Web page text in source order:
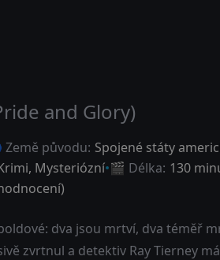
and Glory)
Země původu: Spojené státy
, Mysteriózní 🎬 Délka: 130
dva jsou mrtví, dva téměř
zvrtnul a detektiv Ray Tierney